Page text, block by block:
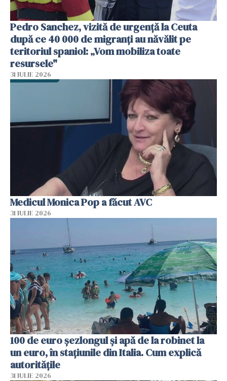
Pedro Sanchez, vizită de urgență la Ceuta
după ce 40 000 de migranți au năvălit pe
teritoriul spaniol: „Vom mobiliza toate
resursele"
31 IULIE 2026
Medicul Monica Pop a făcut AVC
31 IULIE 2026
100 de euro șezlongul și apă de la robinet la
un euro, în stațiunile din Italia. Cum explică
autoritățile
31 IULIE 2026